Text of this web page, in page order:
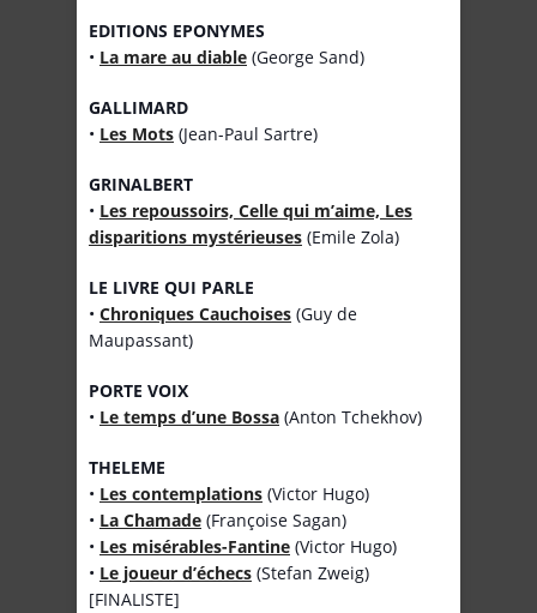
EDITIONS EPONYMES
• La mare au diable (George Sand)
GALLIMARD
• Les Mots (Jean-Paul Sartre)
GRINALBERT
• Les repoussoirs, Celle qui m’aime, Les
disparitions mystérieuses (Emile Zola)
LE LIVRE QUI PARLE
• Chroniques Cauchoises (Guy de
Maupassant)
PORTE VOIX
• Le temps d’une Bossa (Anton Tchekhov)
THELEME
• Les contemplations (Victor Hugo)
• La Chamade (Françoise Sagan)
• Les misérables-Fantine (Victor Hugo)
• Le joueur d’échecs (Stefan Zweig)
[FINALISTE]